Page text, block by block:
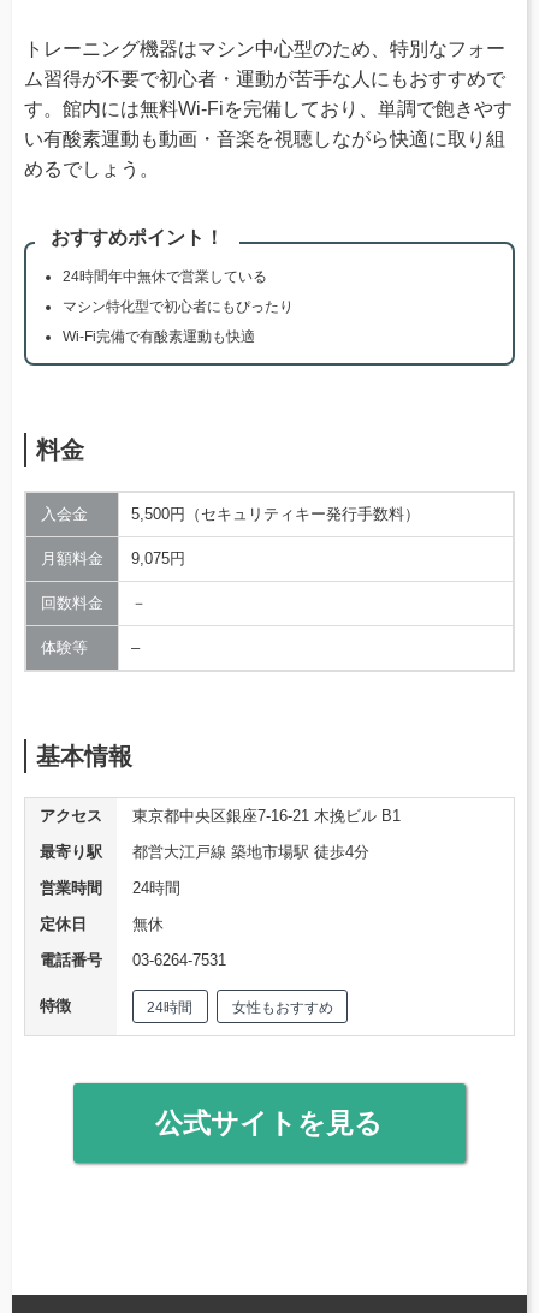
トレーニング機器はマシン中心型のため、特別なフォー
ム習得が不要で初心者・運動が苦手な人にもおすすめで
す。館内には無料Wi-Fiを完備しており、単調で飽きやす
い有酸素運動も動画・音楽を視聴しながら快適に取り組
めるでしょう。
おすすめポイント！
24時間年中無休で営業している
マシン特化型で初心者にもぴったり
Wi-Fi完備で有酸素運動も快適
料金
入会金 5,500円（セキュリティキー発行手数料）
月額料金 9,075円
回数料金 －
体験等 –
基本情報
アクセス
東京都中央区銀座7-16-21 木挽ビル B1
最寄り駅
都営大江戸線 築地市場駅 徒歩4分
営業時間
24時間
定休日
無休
電話番号
03-6264-7531
特徴 24時間 女性もおすすめ
公式サイトを見る